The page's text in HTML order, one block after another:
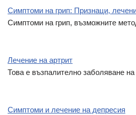
Симптоми на грип: Признаци,
Симптоми на грип, възможните
Лечение на артрит
Това е възпалително заболяване
Симптоми и лечение на депресия